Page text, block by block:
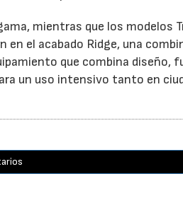
mientras que los modelos
el acabado Ridge, una
que combina diseño,
un uso intensivo tanto en